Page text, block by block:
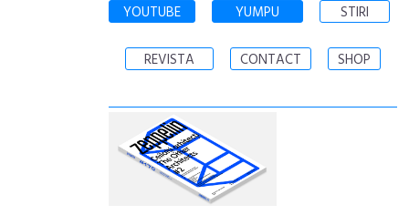
YOUTUBE YUMPU STIRI
REVISTA CONTACT SHOP